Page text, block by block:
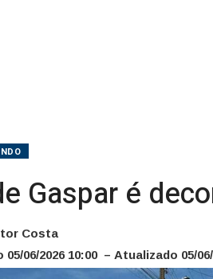
Gaspar é
Costa
05/06/2026 10:00 – Atualizado 05/06/